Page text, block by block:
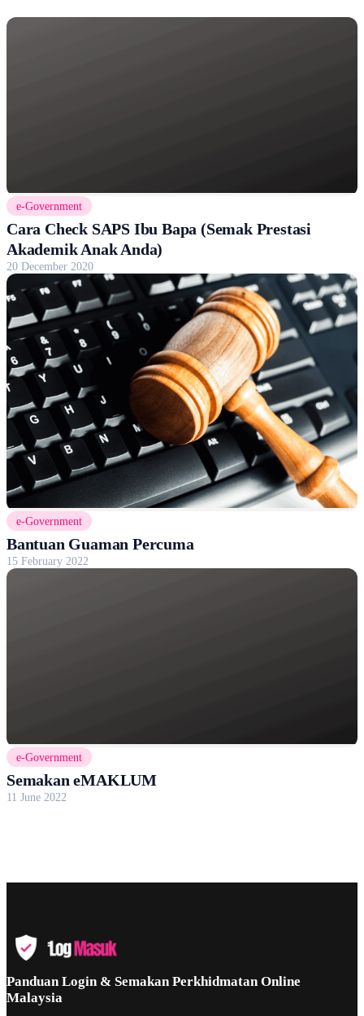
e-Government
Cara Check SAPS Ibu Bapa (Semak Prestasi
Akademik Anak Anda)
20 December 2020
e-Government
Bantuan Guaman Percuma
15 February 2022
e-Government
Semakan eMAKLUM
11 June 2022
Panduan Login & Semakan Perkhidmatan Online
Malaysia